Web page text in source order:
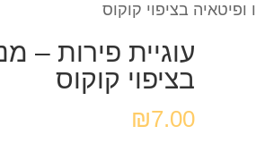
ופיטאיה בציפוי קוקוס
עוגיית פירות –
בציפוי קוקוס
₪7.00